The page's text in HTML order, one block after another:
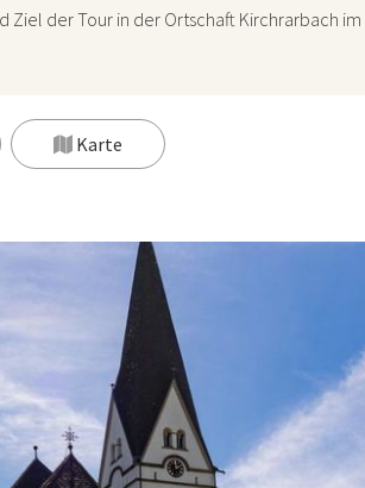
Ziel der Tour in der Ortschaft Kirchrarbach im
Karte